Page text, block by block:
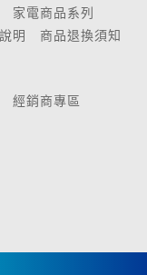
家電商品系列
明 商品退換須知
經銷商專區